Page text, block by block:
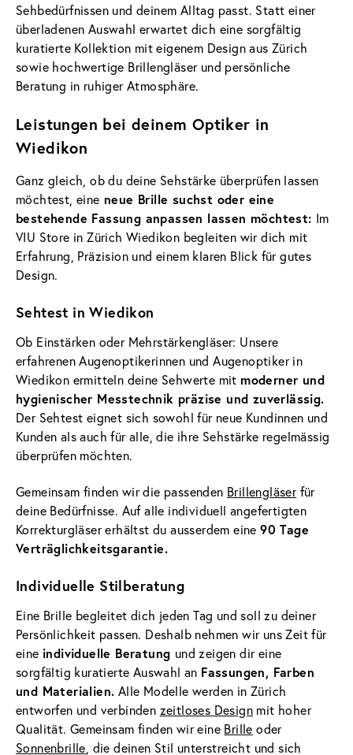
Sehbedürfnissen und deinem Alltag passt. Statt einer
überladenen Auswahl erwartet dich eine sorgfältig
kuratierte Kollektion mit eigenem Design aus Zürich
sowie hochwertige Brillengläser und persönliche
Beratung in ruhiger Atmosphäre.
Leistungen bei deinem Optiker in
Wiedikon
Ganz gleich, ob du deine Sehstärke überprüfen lassen
möchtest, eine neue Brille suchst oder eine
bestehende Fassung anpassen lassen möchtest: Im
VIU Store in Zürich Wiedikon begleiten wir dich mit
Erfahrung, Präzision und einem klaren Blick für gutes
Design.
Sehtest in Wiedikon
Ob Einstärken oder Mehrstärkengläser: Unsere
erfahrenen Augenoptikerinnen und Augenoptiker in
Wiedikon ermitteln deine Sehwerte mit moderner und
hygienischer Messtechnik präzise und zuverlässig.
Der Sehtest eignet sich sowohl für neue Kundinnen und
Kunden als auch für alle, die ihre Sehstärke regelmässig
überprüfen möchten.
Gemeinsam finden wir die passenden Brillengläserfür
deine Bedürfnisse. Auf alle individuell angefertigten
Korrekturgläser erhältst du ausserdem eine90 Tage
Verträglichkeitsgarantie.
Individuelle Stilberatung
Eine Brille begleitet dich jeden Tag und soll zu deiner
Persönlichkeit passen. Deshalb nehmen wir uns Zeit für
eine individuelle Beratung und zeigen dir eine
sorgfältig kuratierte Auswahl an Fassungen, Farben
und Materialien. Alle Modelle werden in Zürich
entworfen und verbinden zeitloses Design mit hoher
Qualität. Gemeinsam finden wir eine Brille oder
Sonnenbrille , die deinen Stil unterstreicht und sich